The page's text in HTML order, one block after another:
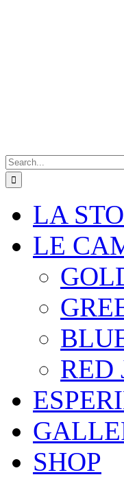
for:
LA
LE
RED
SHOP